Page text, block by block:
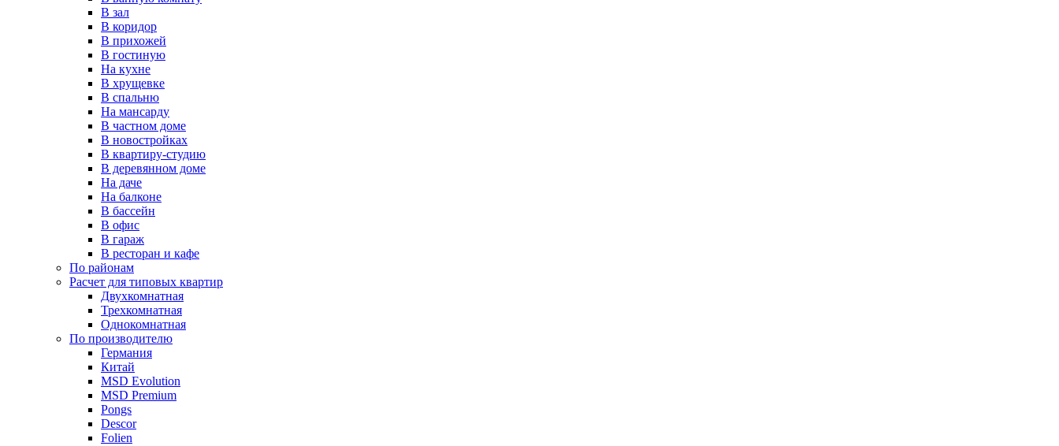
В зал
В коридор
В прихожей
В гостиную
На кухне
В хрущевке
В спальню
На мансарду
В частном доме
В новостройках
В квартиру-студию
В деревянном доме
На даче
На балконе
В бассейн
В офис
В гараж
В ресторан и кафе
По районам
Расчет для типовых квартир
Двухкомнатная
Трехкомнатная
Однокомнатная
По производителю
Германия
Китай
MSD Evolution
MSD Premium
Pongs
Descor
Folien